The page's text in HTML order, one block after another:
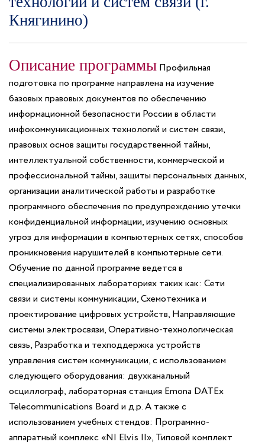
Княгинино)
Описание программы Профильная
подготовка по программе направлена на изучение
базовых правовых документов по обеспечению
информационной безопасности России в области
инфокоммуникационных технологий и систем связи,
правовых основ защиты государственной тайны,
интеллектуальной собственности, коммерческой и
профессиональной тайны, защиты персональных данных,
организации аналитической работы и разработке
программного обеспечения по предупреждению утечки
конфиденциальной информации, изучению основных
угроз для информации в компьютерных сетях, способов
проникновения нарушителей в компьютерные сети.
Обучение по данной программе ведется в
специализированных лабораториях таких как: Сети
связи и системы коммуникации, Схемотехника и
проектирование цифровых устройств, Направляющие
системы электросвязи, Оперативно-технологическая
связь, Разработка и техподдержка устройств
управления систем коммуникации, с использованием
следующего оборудования: двухканальный
осциллограф, лабораторная станция Emona DATEx
Telecommunications Board и д.р. А также с
использованием учебных стендов: Программно-
аппаратный комплекс «NI Elvis II», Типовой комплект